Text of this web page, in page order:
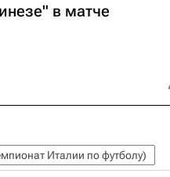
в матче
Италии по футболу)